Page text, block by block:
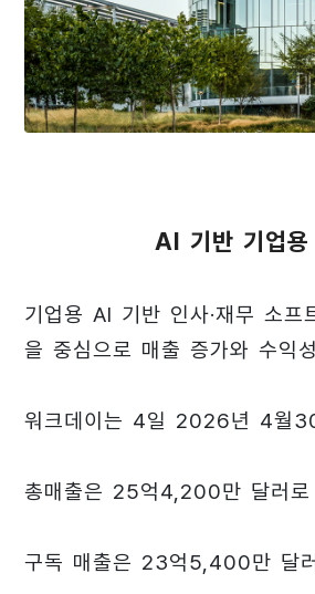
AI 기반 기업용
기업용 AI 기반 인사·재무 소
을 중심으로 매출 증가와 수익
워크데이는 4일 2026년 4월
총매출은 25억4,200만 달러
구독 매출은 23억5,400만 달